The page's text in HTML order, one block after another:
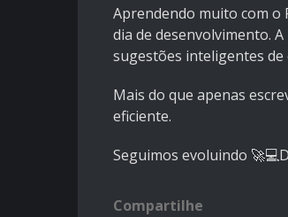
Aprendendo muito com o
dia de desenvolvimento.
sugestões inteligentes de
Mais do que apenas
eficiente.
Seguimos evoluindo
Compartilhe